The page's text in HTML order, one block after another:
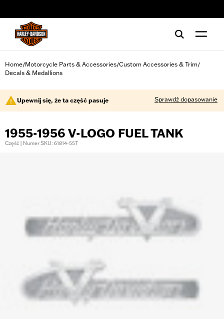
Home/Motorcycle Parts & Accessories/Custom Accessories & Trim/
Decals & Medallions
Upewnij się, że ta część pasuje Sprawdź dopasowanie
1955-1956 V-LOGO FUEL TANK
Część | Numer SKU: 61814-55T